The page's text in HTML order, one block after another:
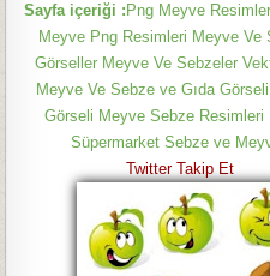
Sayfa içeriği : Png Meyve
Meyve Png Resimleri Meyve Ve
Görseller Meyve Ve Sebzeler
Meyve Ve Sebze ve Gıda
Görseli Meyve Sebze
Süpermarket Sebze ve
Twitter Takip Et